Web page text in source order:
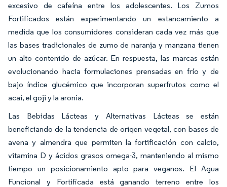
excesivo de cafeína entre los adolescentes. Los Zumos
Fortificados están experimentando un estancamiento a
medida que los consumidores consideran cada vez más que
las bases tradicionales de zumo de naranja y manzana tienen
un alto contenido de azúcar. En respuesta, las marcas están
evolucionando hacia formulaciones prensadas en frío y de
bajo índice glucémico que incorporan superfrutos como el
acai, el goji y la aronia.
Las Bebidas Lácteas y Alternativas Lácteas se están
beneficiando de la tendencia de origen vegetal, con bases de
avena y almendra que permiten la fortificación con calcio,
vitamina D y ácidos grasos omega-3, manteniendo al mismo
tiempo un posicionamiento apto para veganos. El Agua
Funcional y Fortificada está ganando terreno entre los